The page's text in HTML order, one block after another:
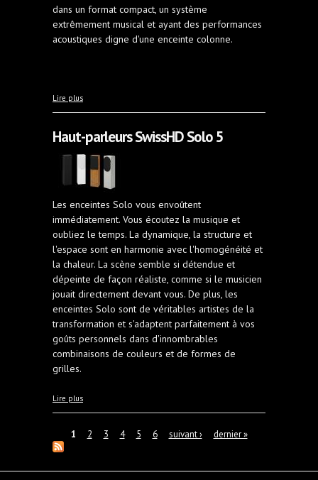
dans un format compact, un système
extrêmement musical et ayant des performances
acoustiques digne d'une enceinte colonne.
Lire plus
Haut-parleurs SwissHD Solo 5
Les enceintes Solo vous envoûtent
immédiatement. Vous écoutez la musique et
oubliez le temps. La dynamique, la structure et
l'espace sont en harmonie avec l'homogénéité et
la chaleur. La scène semble si détendue et
dépeinte de façon réaliste, comme si le musicien
jouait directement devant vous. De plus, les
enceintes Solo sont de véritables artistes de la
transformation et s'adaptent parfaitement à vos
goûts personnels dans d'innombrables
combinaisons de couleurs et de formes de
grilles.
Lire plus
Pages
1 2 3 4 5 6 suivant › dernier »